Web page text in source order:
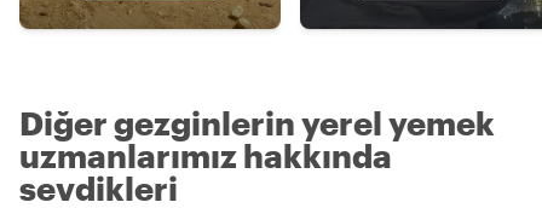
Diğer gezginlerin yerel yemek
uzmanlarımız hakkında
sevdikleri